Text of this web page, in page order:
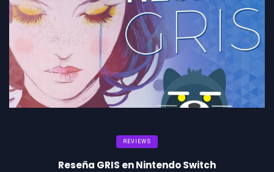
REVIEWS
Reseña GRIS en Nintendo Switch